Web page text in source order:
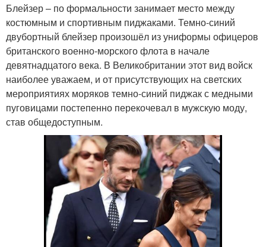
Блейзер – по формальности занимает место между
костюмным и спортивным пиджаками. Темно-синий
двубортный блейзер произошёл из униформы офицеров
британского военно-морского флота в начале
девятнадцатого века. В Великобритании этот вид войск
наиболее уважаем, и от присутствующих на светских
мероприятиях моряков темно-синий пиджак с медными
пуговицами постепенно перекочевал в мужскую моду,
став общедоступным.